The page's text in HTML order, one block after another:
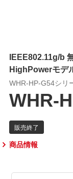
IEEE802.11g/b
HighPowerモデ
WHR-HP-G54シリ
WHR-
商品情報